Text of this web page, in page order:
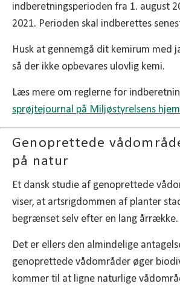
indberetningsperioden fra 1. august
2021. Perioden skal indberettes
Husk at gennemgå dit kemirum med
så der ikke opbevares ulovlig kemi.
Læs mere om reglerne for
sprøjtejournal på Miljøstyrelsens
Genoprettede
på natur
Et dansk studie af genoprettede
viser, at artsrigdommen af planter
begrænset selv efter en lang årrække.
Det er ellers den almindelige
genoprettede vådområder øger
kommer til at ligne naturlige